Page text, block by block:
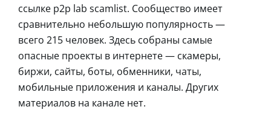
ссылке p2p lab scamlist. Сообщество имеет
сравнительно небольшую популярность —
всего 215 человек. Здесь собраны самые
опасные проекты в интернете — скамеры,
биржи, сайты, боты, обменники, чаты,
мобильные приложения и каналы. Других
материалов на канале нет.